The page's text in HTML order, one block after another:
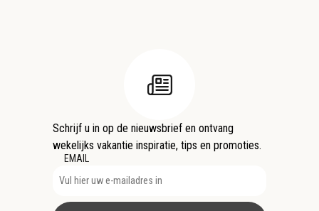
Schrijf u in op de nieuwsbrief en ontvang
wekelijks vakantie inspiratie, tips en promoties.
EMAIL